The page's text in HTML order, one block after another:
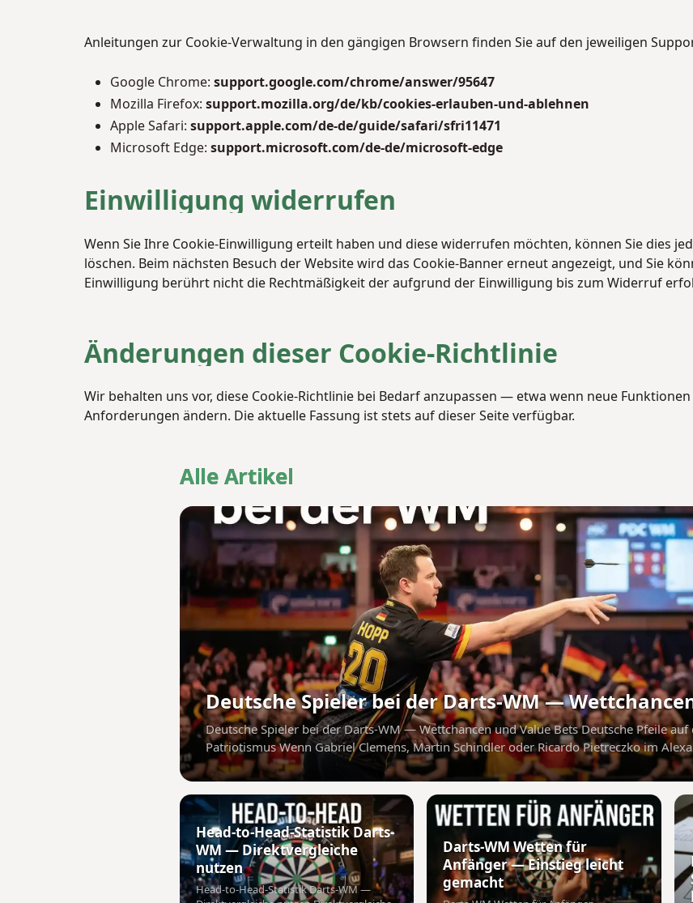
Anleitungen zur Cookie-Verwaltung in den gängigen Browsern finden Sie auf den jeweiligen
Google Chrome: support.google.com/chrome/answer/95647
Mozilla Firefox: support.mozilla.org/de/kb/cookies-erlauben-und-ablehnen
Apple Safari: support.apple.com/de-de/guide/safari/sfri11471
Microsoft Edge: support.microsoft.com/de-de/microsoft-edge
Einwilligung widerrufen
Wenn Sie Ihre Cookie-Einwilligung erteilt haben und diese widerrufen möchten, können Sie dies
löschen. Beim nächsten Besuch der Website wird das Cookie-Banner erneut angezeigt, und Sie
Einwilligung berührt nicht die Rechtmäßigkeit der aufgrund der Einwilligung bis zum Widerruf
Änderungen dieser Cookie-Richtlinie
Wir behalten uns vor, diese Cookie-Richtlinie bei Bedarf anzupassen — etwa wenn neue
Anforderungen ändern. Die aktuelle Fassung ist stets auf dieser Seite verfügbar.
Alle Artikel
Deutsche Spieler bei der Darts-WM —
Deutsche Spieler bei der Darts-WM — Wettchancen und Value Bets Deutsche Pfeile
Patriotismus Wenn Gabriel Clemens, Martin Schindler oder Ricardo Pietreczko im
Head-to-Head-Statistik Darts-
WM — Direktvergleiche
nutzen
Head-to-Head-Statistik Darts-WM —
Darts-WM Wetten für
Anfänger — Einstieg leicht
gemacht